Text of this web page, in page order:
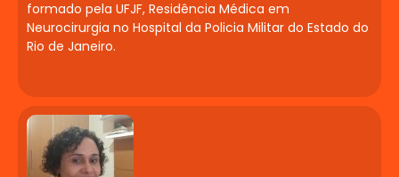
social e linguagem: atenção
compartilhada e Teoria da Mente.
Ciência cognitiva da leitura: níveis de
alfabetização e discussões sobre a PNA e
BNCC. Avaliação das funções executivas e
linguagem: estudos de caso e aplicação
de testes (ex: IAR).
formado pela UFJF, Residência Médica em
Neurocirurgia no Hospital da Policia Militar do Estado do
Rio de Janeiro.